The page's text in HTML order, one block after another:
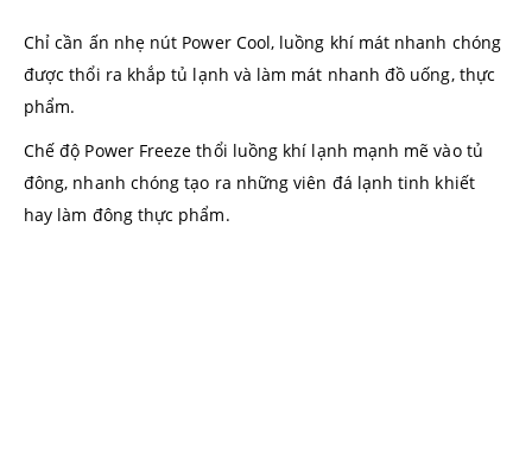
Chỉ cần ấn nhẹ nút Power Cool, luồng khí mát nhanh chóng
được thổi ra khắp tủ lạnh và làm mát nhanh đồ uống, thực
phẩm.
Chế độ Power Freeze thổi luồng khí lạnh mạnh mẽ vào tủ
đông, nhanh chóng tạo ra những viên đá lạnh tinh khiết
hay làm đông thực phẩm.